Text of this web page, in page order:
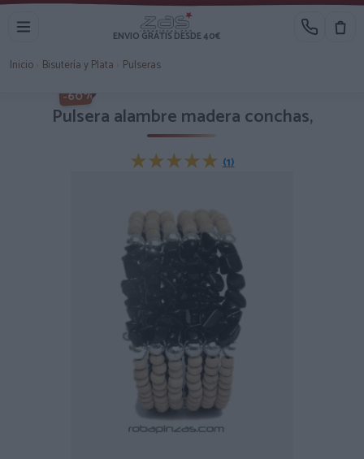
ENVIO GRATIS DESDE 40€
Inicio Bisutería y Plata Pulseras
Pulsera alambre madera conchas,
★★★★★
★★★★★ (1)
-60%